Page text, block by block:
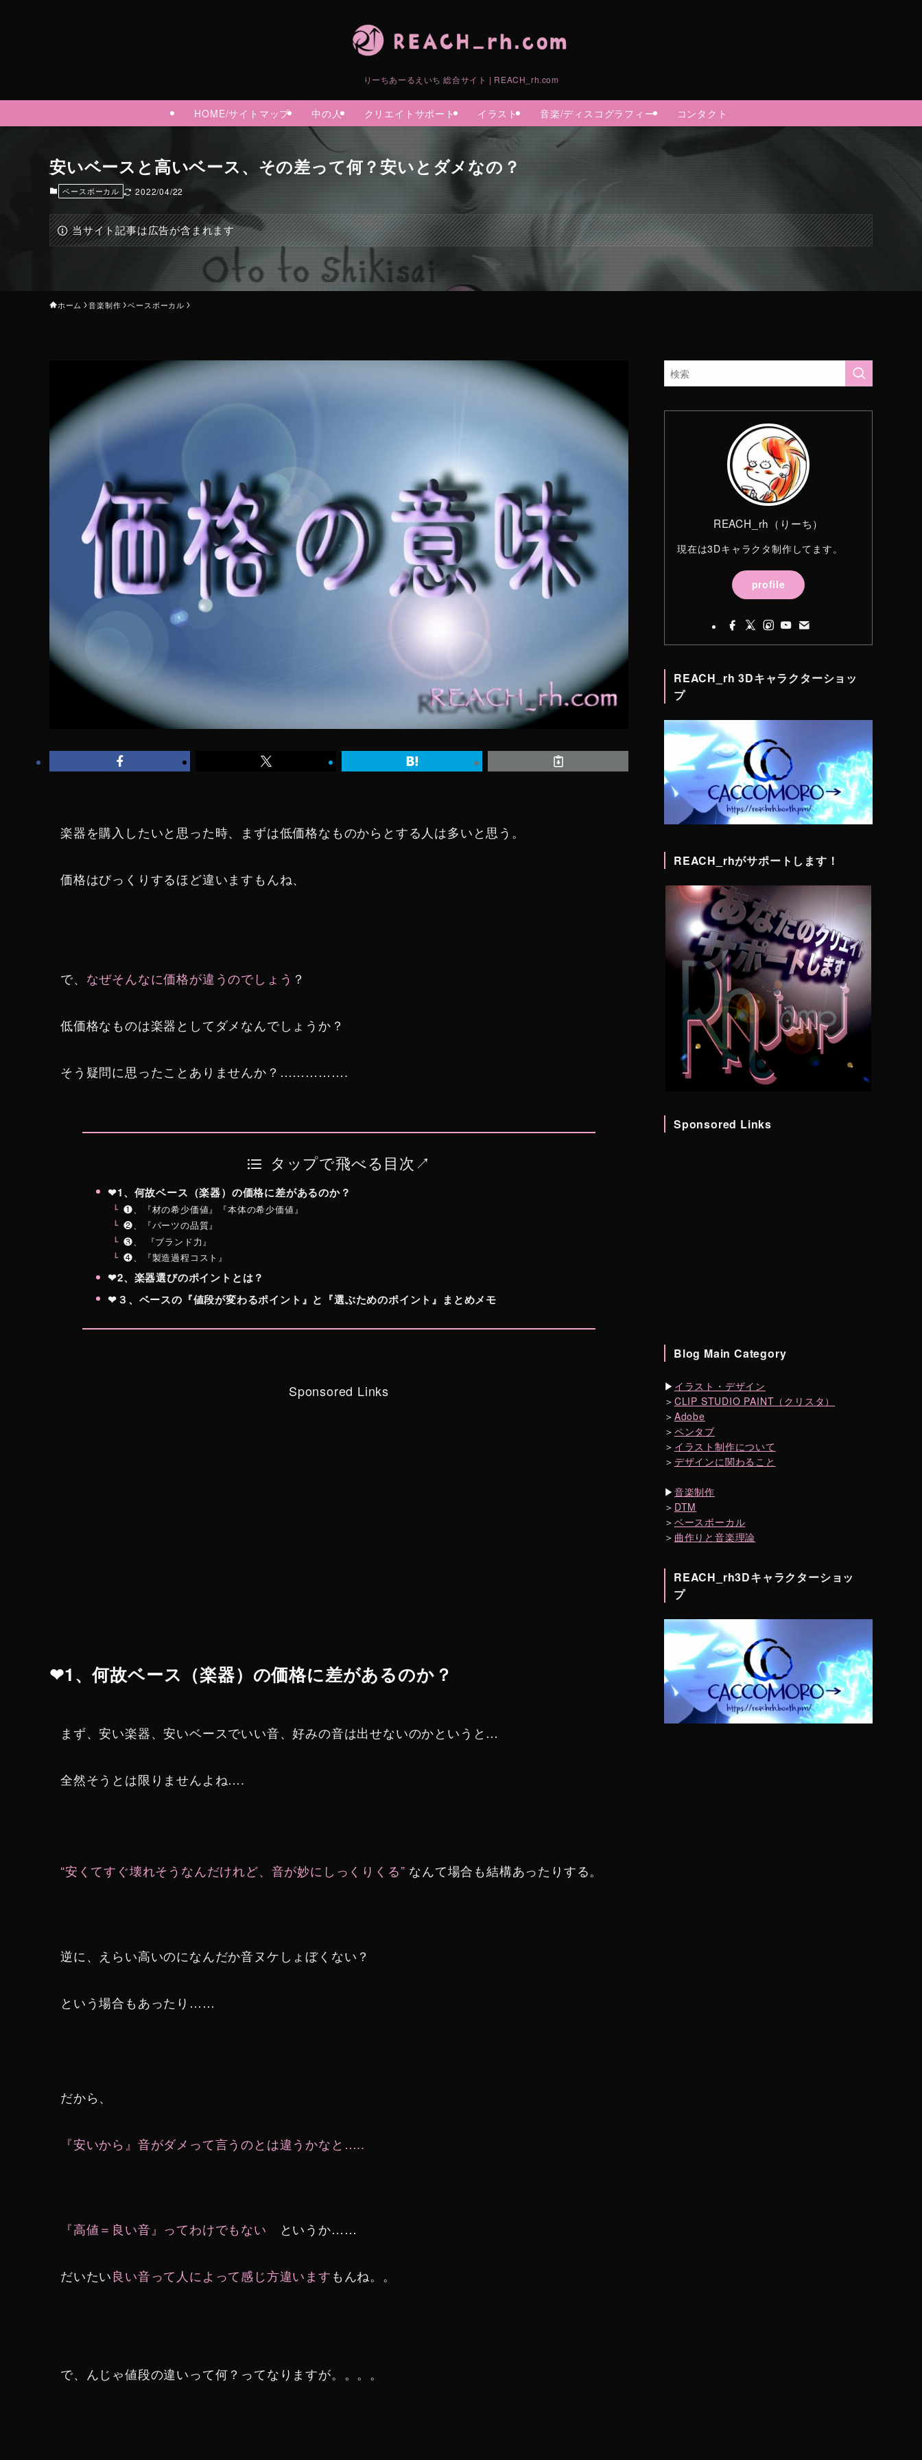
りーちあーるえいち 総合サイト | REACH_rh.com
HOME/サイトマップ 中の人 クリエイトサポート イラスト 音楽/ディスコグラフィー コンタクト
安いベースと高いベース、その差って何？安いとダメなの？
ベースボーカル 2022/04/22
当サイト記事は広告が含まれます
ホーム 音楽制作 ベースボーカル
楽器を購入したいと思った時、まずは低価格なものからとする人は多いと思う。
価格はびっくりするほど違いますもんね、
で、 なぜそんなに価格が違うのでしょう ？
低価格なものは楽器としてダメなんでしょうか？
そう疑問に思ったことありませんか？…………….
タップで飛べる目次↗︎
❤︎1、何故ベース（楽器）の価格に差があるのか？
❶、『材の希少価値』『本体の希少価値』
❷、『パーツの品質』
❸、 『ブランド力』
❹、『製造過程コスト』
❤︎2、楽器選びのポイントとは？
❤︎３、ベースの『値段が変わるポイント』と『選ぶためのポイント』まとめメモ
Sponsored Links
❤︎1、何故ベース（楽器）の価格に差があるのか？
まず、安い楽器、安いベースでいい音、好みの音は出せないのかというと…
全然そうとは限りませんよね….
“安くてすぐ壊れそうなんだけれど、音が妙にしっくりくる” なんて場合も結構あったりする。
逆に、えらい高いのになんだか音ヌケしょぼくない？
という場合もあったり……
だから、
『安いから』音がダメって言うのとは違うかなと…..
『高値＝良い音』ってわけでもない というか……
だいたい良い音って人によって感じ方違いますもんね。。
で、んじゃ値段の違いって何？ってなりますが。。。。
REACH_rh（りーち）
現在は3Dキャラクタ制作してます。
profile
REACH_rh 3Dキャラクターショッ
プ
REACH_rhがサポートします！
Sponsored Links
Blog Main Category
▶︎ イラスト・デザイン
＞ CLIP STUDIO PAINT（クリスタ）
＞ Adobe
＞ ペンタブ
＞ イラスト制作について
＞ デザインに関わること
▶︎ 音楽制作
＞ DTM
＞ ベースボーカル
＞ 曲作りと音楽理論
REACH_rh3Dキャラクターショッ
プ